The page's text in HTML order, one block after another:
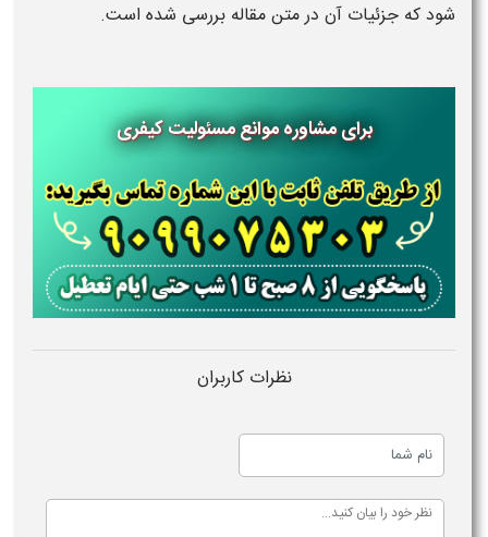
شود که جزئیات آن در متن مقاله بررسی شده است.
برای مشاوره موانع مسئولیت کیفری
نظرات کاربران